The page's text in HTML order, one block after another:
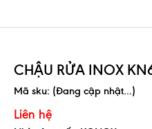
CHẬU RỬA INOX
Mã sku: (Đang cập nhật...)
Liên hệ